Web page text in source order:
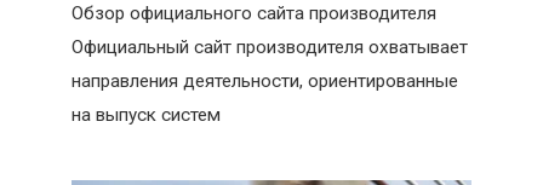
Обзор официального сайта производителя
Официальный сайт производителя охватывает
направления деятельности, ориентированные
на выпуск систем